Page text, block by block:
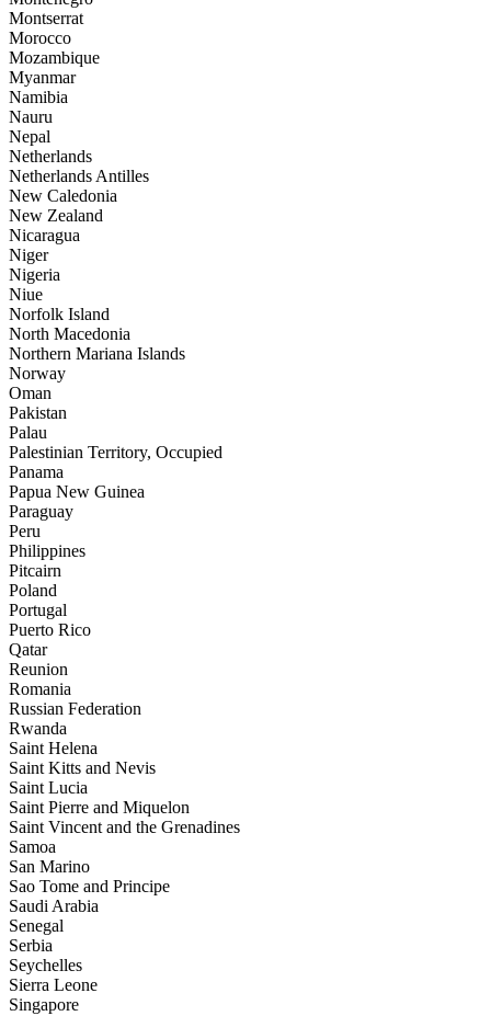
Montserrat
Morocco
Mozambique
Myanmar
Namibia
Nauru
Nepal
Netherlands
Netherlands Antilles
New Caledonia
New Zealand
Nicaragua
Niger
Nigeria
Niue
Norfolk Island
North Macedonia
Northern Mariana Islands
Norway
Oman
Pakistan
Palau
Palestinian Territory, Occupied
Panama
Papua New Guinea
Paraguay
Peru
Philippines
Pitcairn
Poland
Portugal
Puerto Rico
Qatar
Reunion
Romania
Russian Federation
Rwanda
Saint Helena
Saint Kitts and Nevis
Saint Lucia
Saint Pierre and Miquelon
Saint Vincent and the Grenadines
Samoa
San Marino
Sao Tome and Principe
Saudi Arabia
Senegal
Serbia
Seychelles
Sierra Leone
Singapore